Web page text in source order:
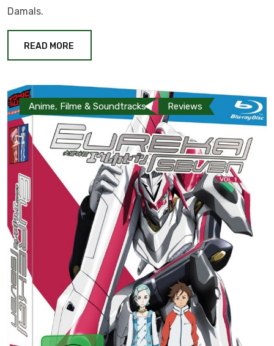
Damals.
READ MORE
Anime, Filme & Soundtracks Reviews